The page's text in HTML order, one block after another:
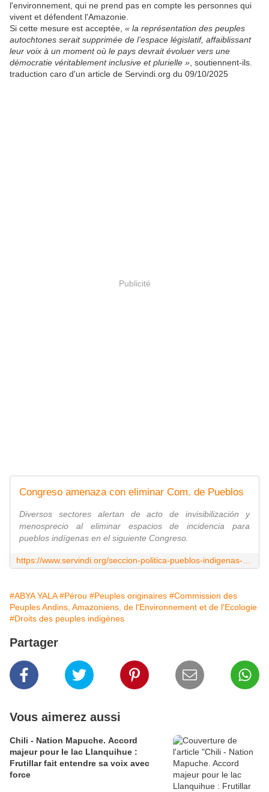
l'environnement, qui ne prend pas en compte les personnes qui
vivent et défendent l'Amazonie.
Si cette mesure est acceptée, « la représentation des peuples
autochtones serait supprimée de l’espace législatif, affaiblissant
leur voix à un moment où le pays devrait évoluer vers une
démocratie véritablement inclusive et plurielle » , soutiennent-ils.
traduction caro d'un article de Servindi.org du 09/10/2025
Publicité
Congreso amenaza con eliminar Com. de Pueblos
Diversos sectores alertan de acto de invisibilización y
menosprecio al eliminar espacios de incidencia para
pueblos indígenas en el siguiente Congreso.
#ABYA YALA #Pérou #Peuples originaires #Commission des
Peuples Andins, Amazoniens, de l'Environnement et de l'Ecologie
#Droits des peuples indigènes
Partager
Vous aimerez aussi
Chili - Nation Mapuche. Accord
majeur pour le lac Llanquihue :
Frutillar fait entendre sa voix avec
force